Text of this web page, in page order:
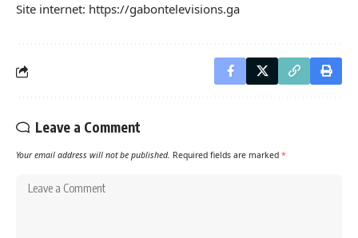
Site internet: https://gabontelevisions.ga
Leave a Comment
Your email address will not be published. Required fields are marked *